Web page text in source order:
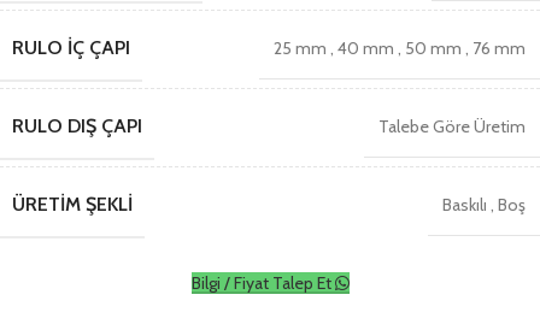
RULO İÇ ÇAPI 25 mm , 40 mm , 50 mm , 76 mm
RULO DIŞ ÇAPI Talebe Göre Üretim
ÜRETIM ŞEKLI Baskılı , Boş
Bilgi / Fiyat Talep Et